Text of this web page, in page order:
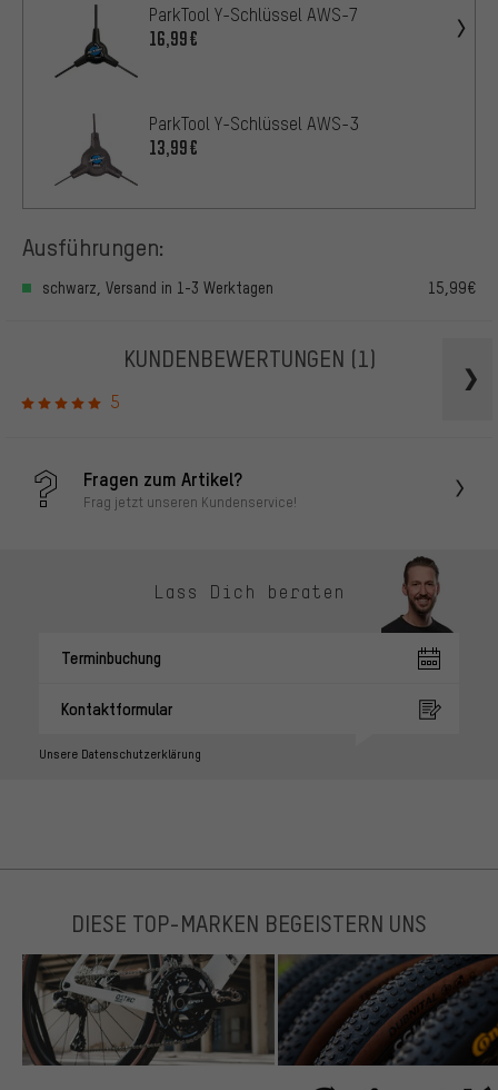
ParkTool Y-Schlüssel AWS-7
16,99€
ParkTool Y-Schlüssel AWS-3
13,99€
Ausführungen:
schwarz, Versand in 1-3 Werktagen 15,99€
KUNDENBEWERTUNGEN (1)
5
Fragen zum Artikel?
Frag jetzt unseren Kundenservice!
Lass Dich beraten
Terminbuchung
Kontaktformular
Unsere Datenschutzerklärung
DIESE TOP-MARKEN BEGEISTERN UNS